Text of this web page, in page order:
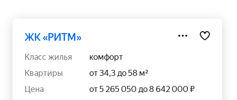
ЖК «РИТМ»
класс жилья
комфорт
квартиры
от 34,3 до 58 м²
цена
от 5 265 050 до 8 642 000 ₽